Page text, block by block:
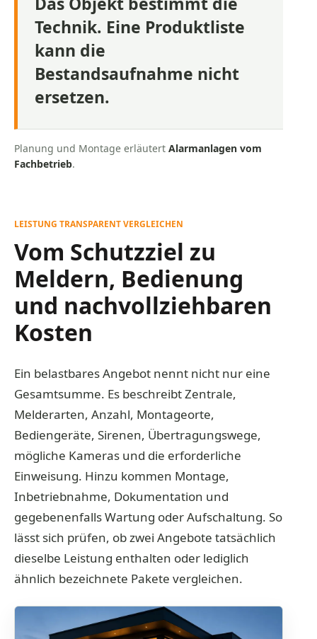
Technik. Eine Produktliste
kann die
Bestandsaufnahme nicht
ersetzen.
Planung und Montage erläutert Alarmanlagen vom
Fachbetrieb.
LEISTUNG TRANSPARENT VERGLEICHEN
Vom Schutzziel zu
Meldern, Bedienung
und nachvollziehbaren
Kosten
Ein belastbares Angebot nennt nicht nur eine
Gesamtsumme. Es beschreibt Zentrale,
Melderarten, Anzahl, Montageorte,
Bediengeräte, Sirenen, Übertragungswege,
mögliche Kameras und die erforderliche
Einweisung. Hinzu kommen Montage,
Inbetriebnahme, Dokumentation und
gegebenenfalls Wartung oder Aufschaltung. So
lässt sich prüfen, ob zwei Angebote tatsächlich
dieselbe Leistung enthalten oder lediglich
ähnlich bezeichnete Pakete vergleichen.